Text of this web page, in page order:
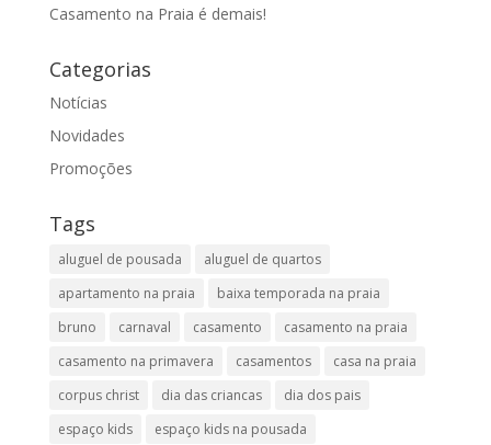
Casamento na Praia é demais!
Categorias
Notícias
Novidades
Promoções
Tags
aluguel de pousada
aluguel de quartos
apartamento na praia
baixa temporada na praia
bruno
carnaval casamento
casamento na praia
casamento na primavera
casamentos
casa na praia
corpus christ
dia das criancas
dia dos pais
espaço kids
espaço kids na pousada